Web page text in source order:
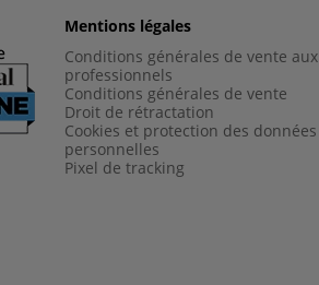
Mentions légales
Conditions générales de vente aux
professionnels
Conditions générales de vente
Droit de rétractation
Cookies et protection des données
personnelles
Pixel de tracking